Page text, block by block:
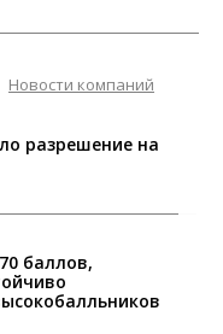
Новости компаний
разрешение на
баллов,